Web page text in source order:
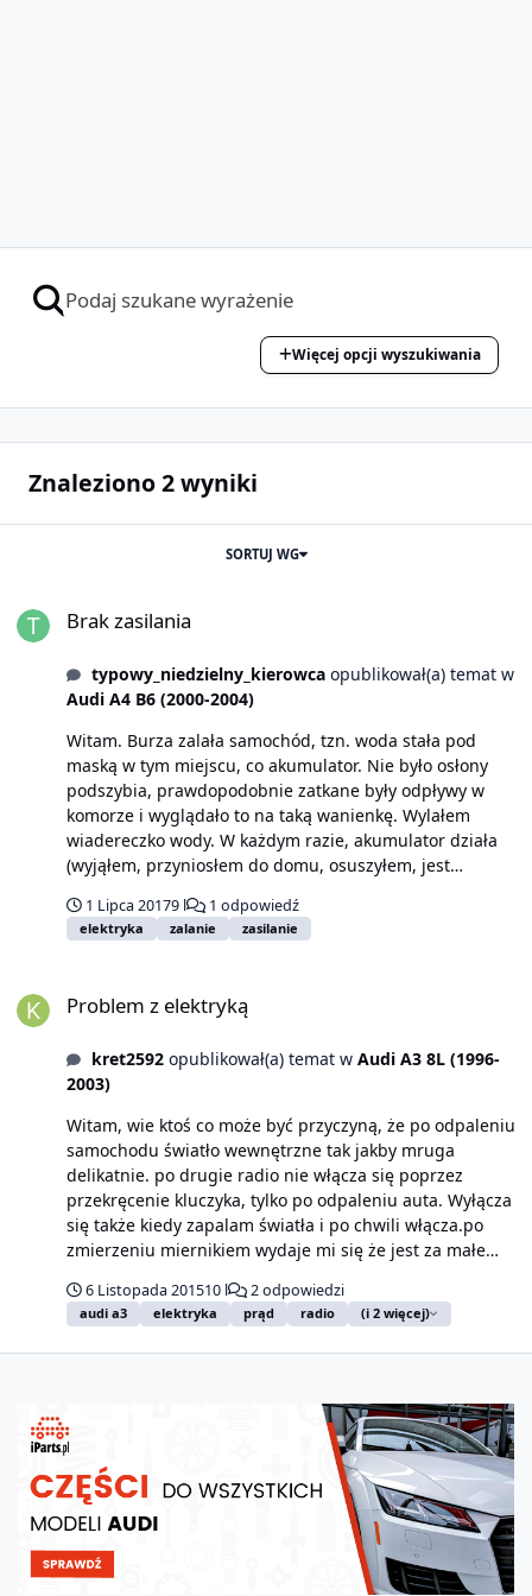
Więcej opcji wyszukiwania
Znaleziono 2 wyniki
SORTUJ WG
Brak zasilania
typowy_niedzielny_kierowcaopublikował(a) temat w
Audi A4 B6 (2000-2004)
Witam. Burza zalała samochód, tzn. woda stała pod
maską w tym miejscu, co akumulator. Nie było osłony
podszybia, prawdopodobnie zatkane były odpływy w
komorze i wyglądało to na taką wanienkę. Wylałem
wiadereczko wody. W każdym razie, akumulator działa
(wyjąłem, przyniosłem do domu, osuszyłem, jest
nie świeci. Jak można próbować zdiagnozować co się
stało. W temacie samochodów nie wiem nic.
1 Lipca 20179 l 1 odpowiedź
elektryka zalanie zasilanie
Problem z elektryką
kret2592opublikował(a) temat w Audi A3 8L (1996-
2003)
Witam, wie ktoś co może być przyczyną, że po odpaleniu
samochodu światło wewnętrzne tak jakby mruga
delikatnie. po drugie radio nie włącza się poprzez
przekręcenie kluczyka, tylko po odpaleniu auta. Wyłącza
się także kiedy zapalam światła i po chwili włącza.po
zmierzeniu miernikiem wydaje mi się że jest za małe
6 Listopada 201510 l 2 odpowiedzi
audi a3 elektryka prąd radio (i 2 więcej)